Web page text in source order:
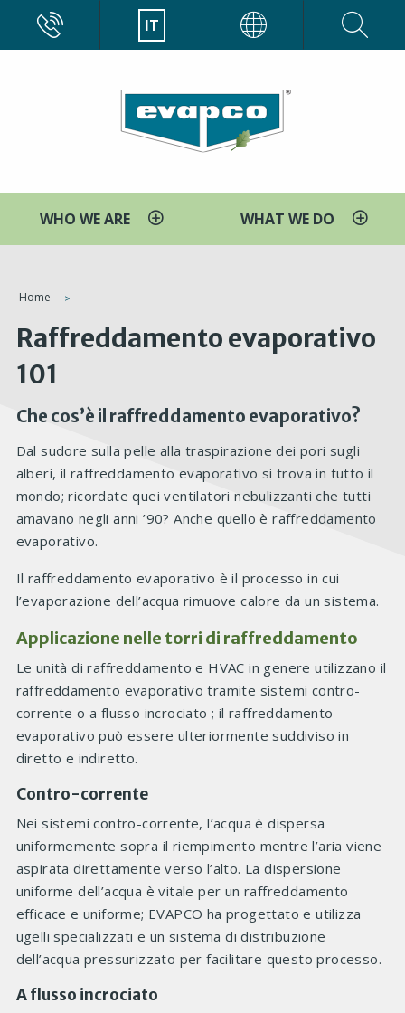
contenuto
IT
WHO WE ARE WHAT WE DO
You
are
here
Home
Raffreddamento evaporativo
101
Che cos’è il raffreddamento evaporativo?
Dal sudore sulla pelle alla traspirazione dei pori sugli
alberi, il raffreddamento evaporativo si trova in tutto il
mondo; ricordate quei ventilatori nebulizzanti che tutti
amavano negli anni ’90? Anche quello è raffreddamento
evaporativo.
Il raffreddamento evaporativo è il processo in cui
l’evaporazione dell’acqua rimuove calore da un sistema.
Applicazione nelle torri di raffreddamento
Le unità di raffreddamento e HVAC in genere utilizzano il
raffreddamento evaporativo tramite sistemi contro-
corrente o a flusso incrociato ; il raffreddamento
evaporativo può essere ulteriormente suddiviso in
diretto e indiretto.
Contro-corrente
Nei sistemi contro-corrente, l’acqua è dispersa
uniformemente sopra il riempimento mentre l’aria viene
aspirata direttamente verso l’alto. La dispersione
uniforme dell’acqua è vitale per un raffreddamento
efficace e uniforme; EVAPCO ha progettato e utilizza
ugelli specializzati e un sistema di distribuzione
dell’acqua pressurizzato per facilitare questo processo.
A flusso incrociato